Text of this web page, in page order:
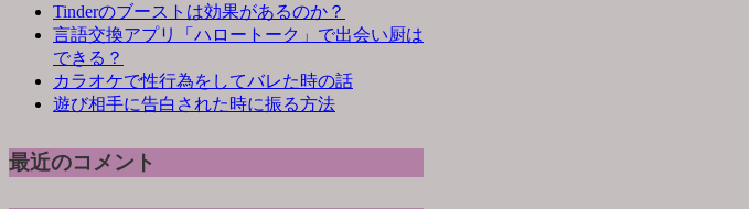
Tinderのブーストは効果があるのか？
言語交換アプリ「ハロートーク」で出会い厨は
できる？
カラオケで性行為をしてバレた時の話
遊び相手に告白された時に振る方法
最近のコメント